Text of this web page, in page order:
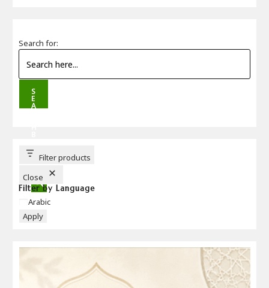
Search for:
S
E
A
T
T
Filter products
Close
Filter by Language
Language
Arabic
Apply